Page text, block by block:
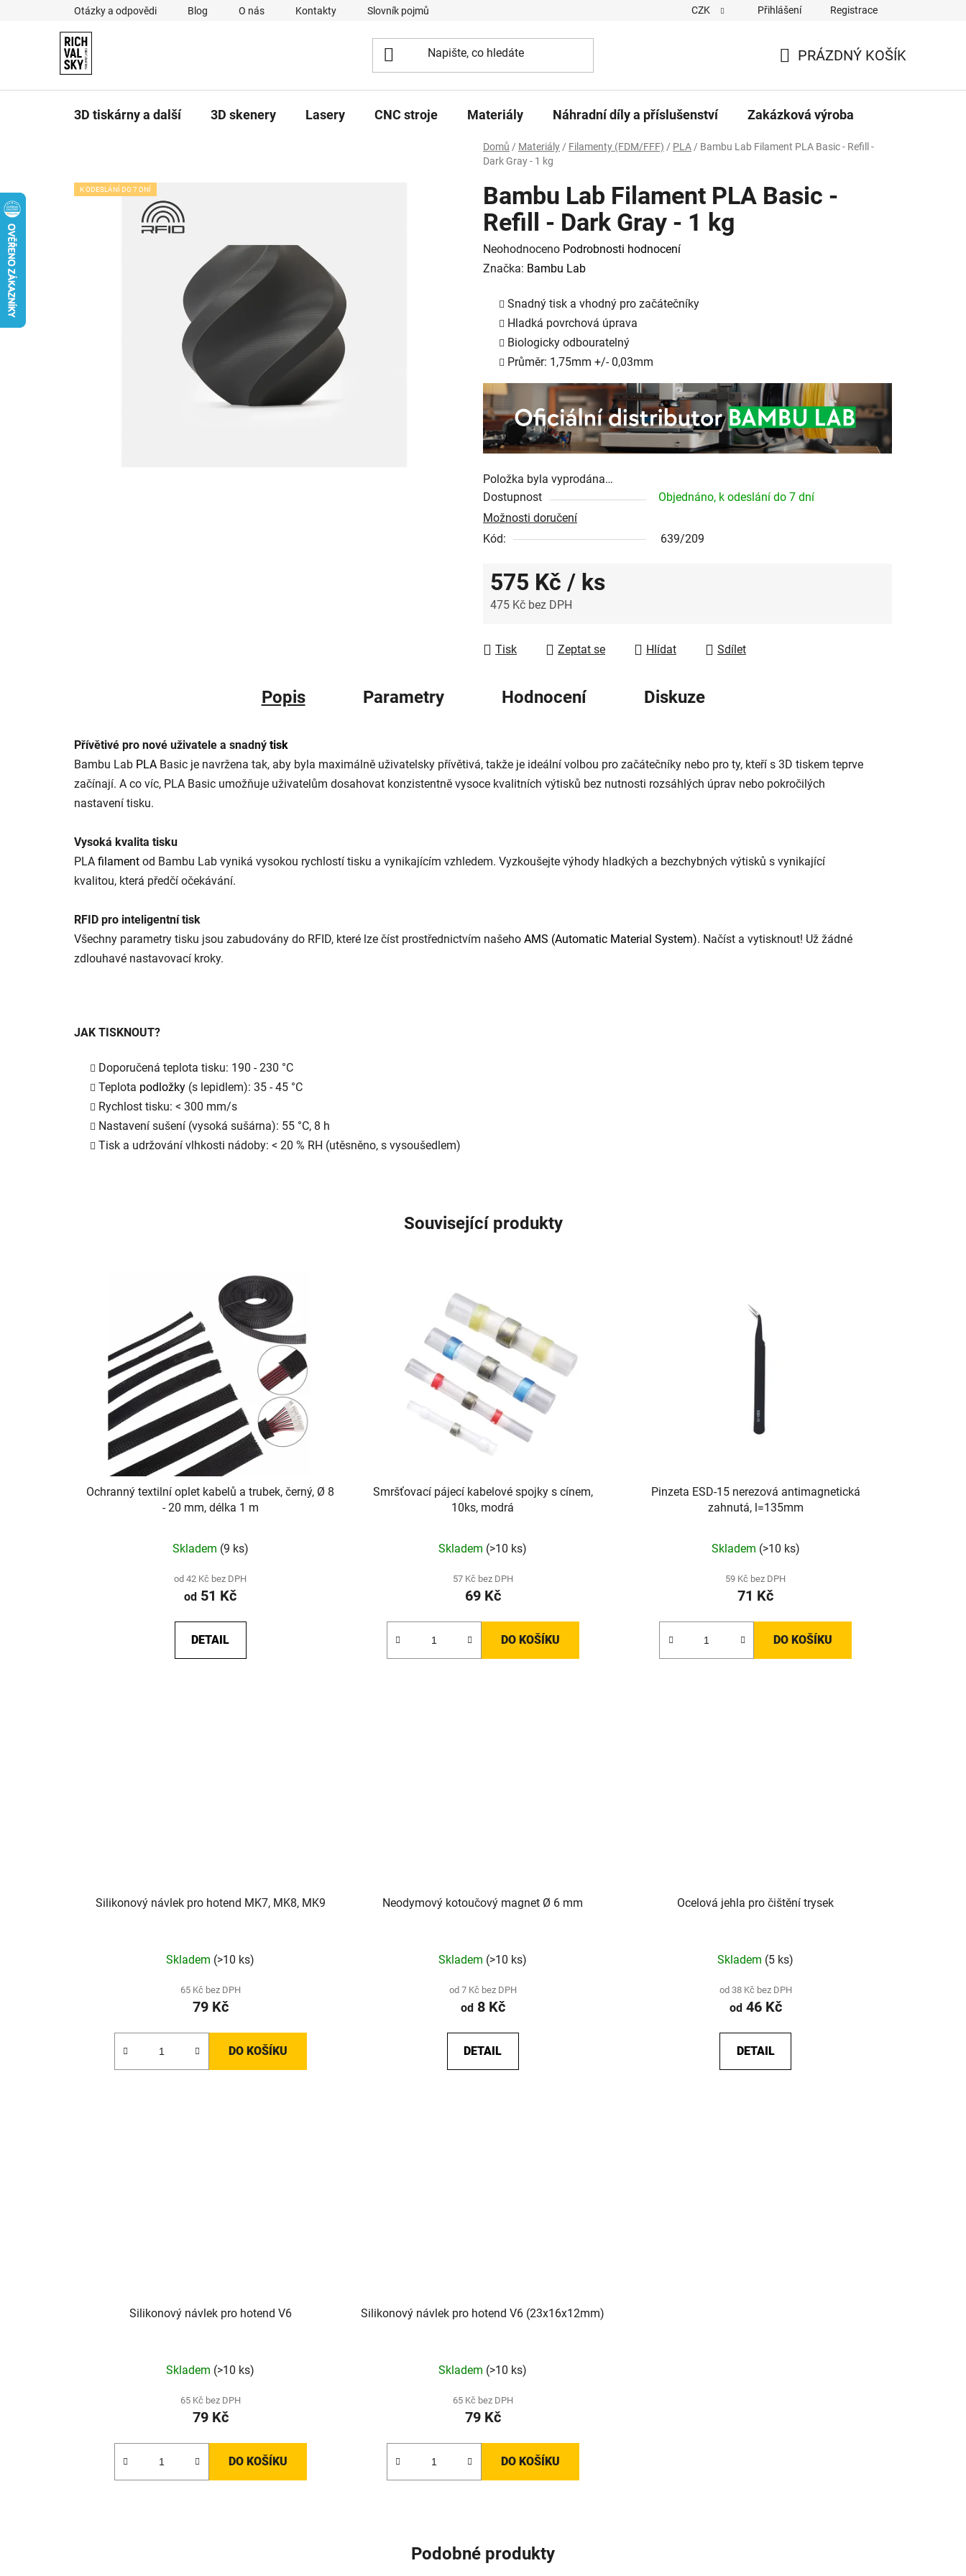
Otázky a odpovědi Blog O nás Kontakty Slovník pojmů CZK Přihlášení Registrace
KOŠÍK
PRÁZDNÝ KOŠÍK
3D tiskárny a další 3D skenery Lasery CNC stroje Materiály Náhradní díly a příslušenství Zakázková výroba
Domů / Materiály / Filamenty (FDM/FFF) / PLA / Bambu Lab Filament PLA Basic - Refill -
Dark Gray - 1 kg
Bambu Lab Filament PLA Basic -
Refill - Dark Gray - 1 kg
Průměrné
hodnocení
hvězdiček.
Neohodnoceno Podrobnosti hodnocení
Značka: Bambu Lab
Snadný tisk a vhodný pro začátečníky
Hladká povrchová úprava
Biologicky odbouratelný
Průměr: 1,75mm +/- 0,03mm
Položka byla vyprodána…
Dostupnost
Objednáno, k odeslání do 7 dní
Možnosti doručení
Kód:
639/209
575 Kč / ks
475 Kč bez DPH
Tisk
Zeptat se Hlídat Sdílet
K ODESLÁNÍ DO 7 DNÍ
Popis Parametry Hodnocení Diskuze
Přívětivé pro nové uživatele a snadný tisk
Bambu Lab PLA Basic je navržena tak, aby byla maximálně uživatelsky přívětivá, takže je ideální volbou pro začátečníky nebo pro ty, kteří s 3D tiskem teprve
začínají. A co víc, PLA Basic umožňuje uživatelům dosahovat konzistentně vysoce kvalitních výtisků bez nutnosti rozsáhlých úprav nebo pokročilých
nastavení tisku.
Vysoká kvalita tisku
PLA filament od Bambu Lab vyniká vysokou rychlostí tisku a vynikajícím vzhledem. Vyzkoušejte výhody hladkých a bezchybných výtisků s vynikající
kvalitou, která předčí očekávání.
RFID pro inteligentní tisk
Všechny parametry tisku jsou zabudovány do RFID, které lze číst prostřednictvím našeho AMS (Automatic Material System). Načíst a vytisknout! Už žádné
zdlouhavé nastavovací kroky.
JAK TISKNOUT?
Doporučená teplota tisku: 190 - 230 °C
Teplota podložky (s lepidlem): 35 - 45 °C
Rychlost tisku: < 300 mm/s
Nastavení sušení (vysoká sušárna): 55 °C, 8 h
Tisk a udržování vlhkosti nádoby: < 20 % RH (utěsněno, s vysoušedlem)
Související produkty
Ochranný textilní oplet kabelů a trubek, černý, Ø 8
- 20 mm, délka 1 m
Skladem (9 ks)
od 42 Kč bez DPH
od 51 Kč
DETAIL
Smršťovací pájecí kabelové spojky s cínem,
10ks, modrá
Skladem (>10 ks)
57 Kč bez DPH
69 Kč
DO KOŠÍKU
Pinzeta ESD-15 nerezová antimagnetická
zahnutá, l=135mm
Skladem (>10 ks)
59 Kč bez DPH
71 Kč
DO KOŠÍKU
Silikonový návlek pro hotend MK7, MK8, MK9
Skladem (>10 ks)
65 Kč bez DPH
79 Kč
DO KOŠÍKU
Neodymový kotoučový magnet Ø 6 mm
Skladem (>10 ks)
od 7 Kč bez DPH
od8 Kč
DETAIL
Ocelová jehla pro čištění trysek
Skladem (5 ks)
od 38 Kč bez DPH
od46 Kč
DETAIL
Silikonový návlek pro hotend V6
Skladem (>10 ks)
65 Kč bez DPH
79 Kč
DO KOŠÍKU
Silikonový návlek pro hotend V6 (23x16x12mm)
Skladem (>10 ks)
65 Kč bez DPH
79 Kč
DO KOŠÍKU
Podobné produkty